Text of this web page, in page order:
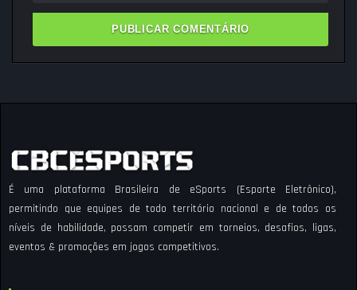
É uma plataforma Brasileira de eSports (Esporte Eletrônico),
permitindo que equipes de todo território nacional e de todos os
níveis de habilidade, possam competir em torneios, desafios, ligas,
eventos & promoções em jogos competitivos.